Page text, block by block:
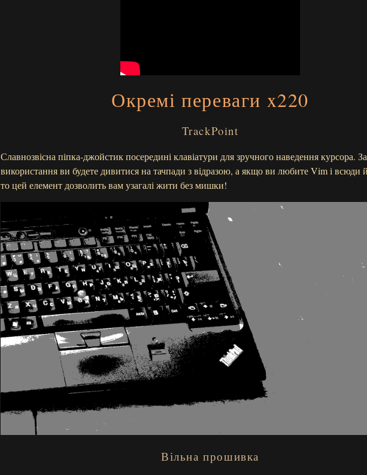
Окремі переваги x220
TrackPoint
Славнозвісна піпка-джойстик посередині клавіатури для зручного наведення курсора.
використання ви будете дивитися на тачпади з відразою, а якщо ви любите Vim і всюди
то цей елемент дозволить вам узагалі жити без мишки!
Вільна прошивка